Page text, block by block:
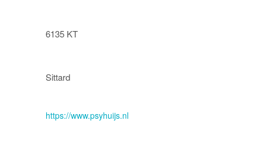
https://www.psyhuijs.nl